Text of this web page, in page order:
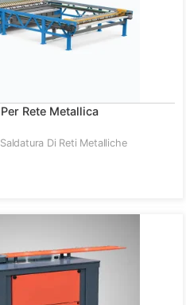
Rete Metallica
Di Reti Metalliche